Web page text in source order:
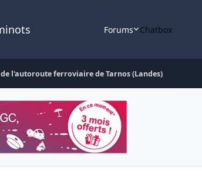
Forums Chatbox
l'autoroute ferroviaire de Tarnos (Landes)